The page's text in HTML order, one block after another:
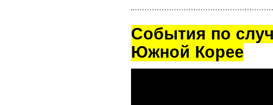
Cобытия по
Южной Корее